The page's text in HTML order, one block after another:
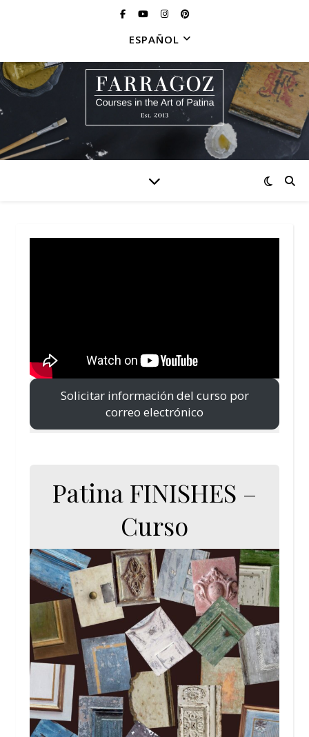
ESPAÑOL
Solicitar información del curso por
correo electrónico
Patina FINISHES –
Curso